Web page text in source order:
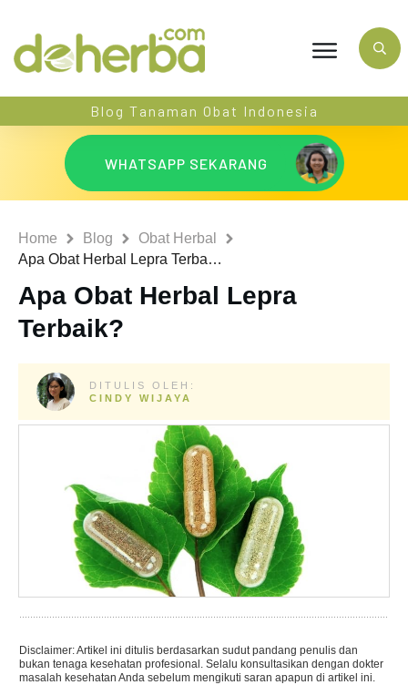
Blog Tanaman Obat Indonesia
WHATSAPP SEKARANG
Home Blog
Obat Herbal
Apa Obat Herbal Lepra Terbaik?
Apa Obat Herbal Lepra
Terbaik?
DITULIS OLEH:
CINDY WIJAYA
Disclaimer: Artikel ini ditulis berdasarkan sudut pandang penulis dan
bukan tenaga kesehatan profesional. Selalu konsultasikan dengan dokter
masalah kesehatan Anda sebelum mengikuti saran apapun di artikel ini.